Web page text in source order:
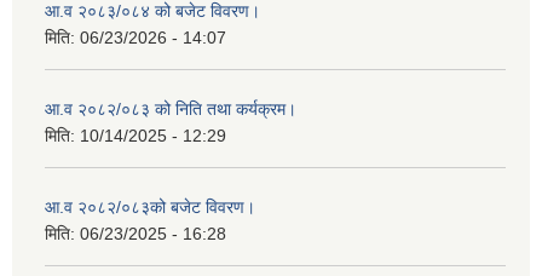
आ.व २०८३/०८४ को बजेट विवरण।
मिति: 06/23/2026 - 14:07
आ.व २०८२/०८३ को निति तथा कर्यक्रम।
मिति: 10/14/2025 - 12:29
आ.व २०८२/०८३को बजेट विवरण।
मिति: 06/23/2025 - 16:28